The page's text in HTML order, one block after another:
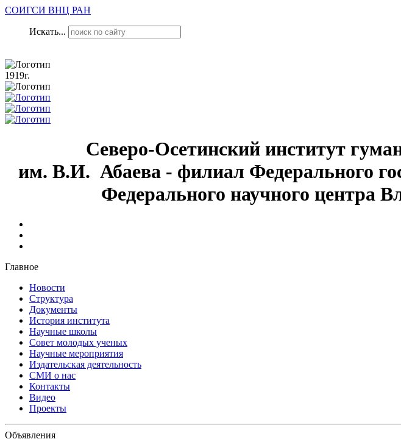
СОИГСИ ВНЦ РАН
Искать...
1919г.
Северо-Осетинский институт
им. В.И. Абаева - филиал Федерального
Федерального научного центра
Главное
Новости
Структура
Документы
История института
Научные школы
Совет молодых ученых
Научные мероприятия
Издательская деятельность
СМИ о нас
Контакты
Видео
Проекты
Объявления